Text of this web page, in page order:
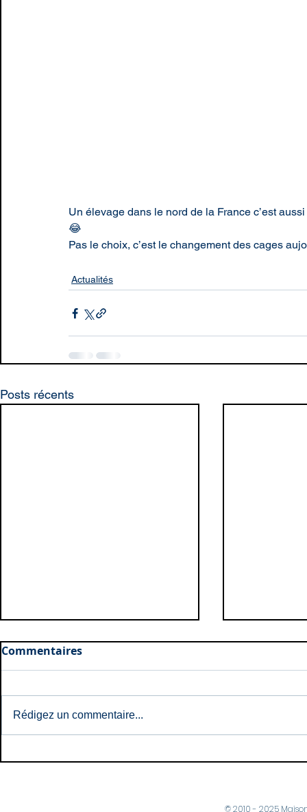
Un élevage dans le nord de la France c’est
😂
Pas le choix, c’est le changement des cages
Actualités
Posts récents
Commentaires
Rédigez un commentaire...
© 2010 - 2025